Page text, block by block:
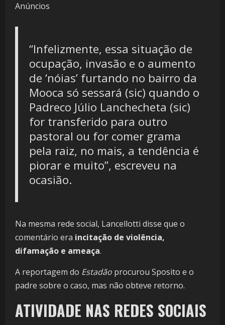
Anúncios
“Infelizmente, essa situação de
ocupação, invasão e o aumento
de ‘nóias’ furtando no bairro da
Mooca só sessará (sic) quando o
Padreco Júlio Lanchecheta (sic)
for transferido para outro
pastoral ou for comer grama
pela raiz, no mais, a tendência é
piorar e muito”, escreveu na
ocasião.
Na mesma rede social, Lancellotti disse que o
comentário era incitação de violência,
difamação e ameaça.
A reportagem do Estadão procurou Sposito e o
padre sobre o caso, mas não obteve retorno.
ATIVIDADE NAS REDES SOCIAIS